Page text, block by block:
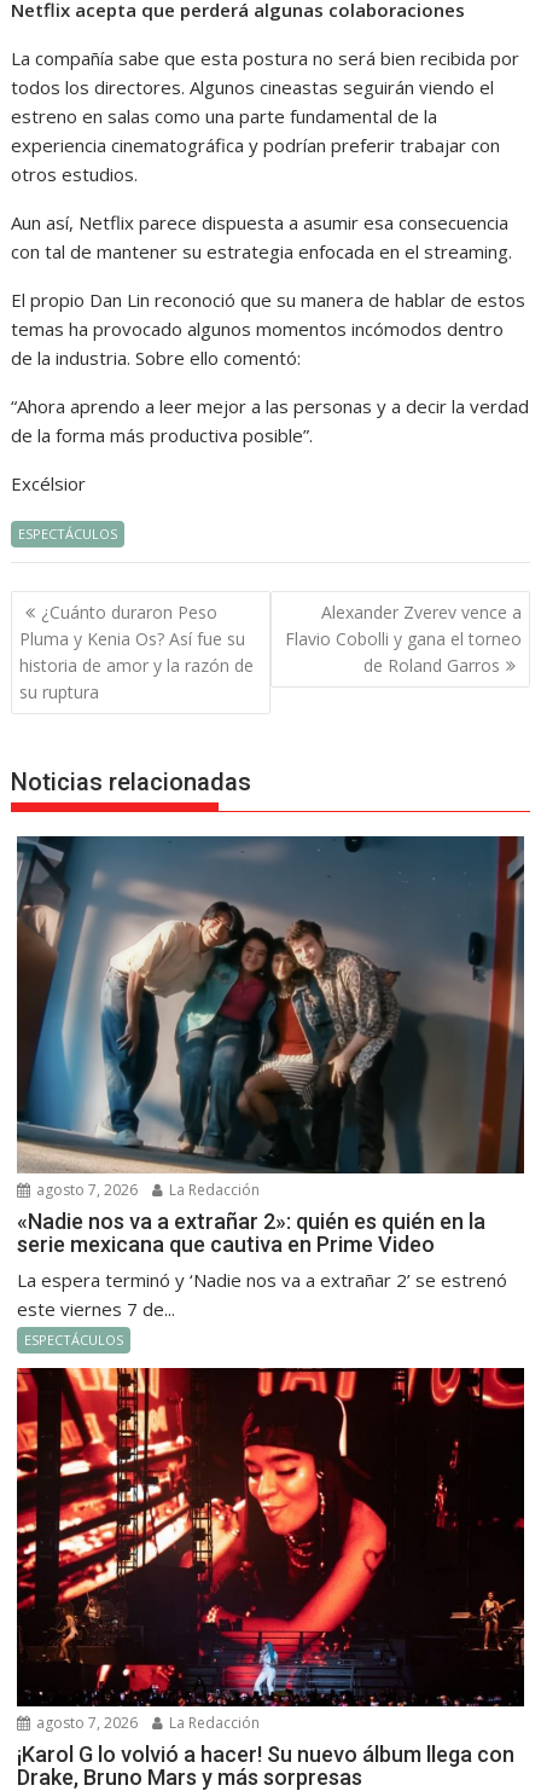
Netflix acepta que perderá algunas colaboraciones
La compañía sabe que esta postura no será bien recibida por
todos los directores. Algunos cineastas seguirán viendo el
estreno en salas como una parte fundamental de la
experiencia cinematográfica y podrían preferir trabajar con
otros estudios.
Aun así, Netflix parece dispuesta a asumir esa consecuencia
con tal de mantener su estrategia enfocada en el streaming.
El propio Dan Lin reconoció que su manera de hablar de estos
temas ha provocado algunos momentos incómodos dentro
de la industria. Sobre ello comentó:
“Ahora aprendo a leer mejor a las personas y a decir la verdad
de la forma más productiva posible”.
Excélsior
ESPECTÁCULOS
Navegación
de
entradas
¿Cuánto duraron Peso
Pluma y Kenia Os? Así fue su
historia de amor y la razón de
su ruptura
Alexander Zverev vence a
Flavio Cobolli y gana el torneo
de Roland Garros
Noticias relacionadas
agosto 7, 2026 La Redacción
«Nadie nos va a extrañar 2»: quién es quién en la
serie mexicana que cautiva en Prime Video
La espera terminó y ‘Nadie nos va a extrañar 2’ se estrenó
este viernes 7 de...
ESPECTÁCULOS
agosto 7, 2026 La Redacción
¡Karol G lo volvió a hacer! Su nuevo álbum llega con
Drake, Bruno Mars y más sorpresas